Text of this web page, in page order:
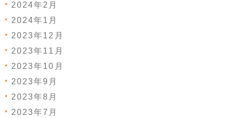
2024年2月
2024年1月
2023年12月
2023年11月
2023年10月
2023年9月
2023年8月
2023年7月